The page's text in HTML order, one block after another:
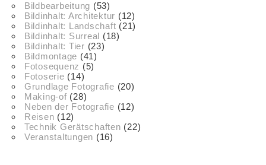
Bildbearbeitung (53)
Bildinhalt: Architektur (12)
Bildinhalt: Landschaft (21)
Bildinhalt: Surreal (18)
Bildinhalt: Tier (23)
Bildmontage (41)
Fotosequenz (5)
Fotoserie (14)
Grundlage Fotografie (20)
Making-of (28)
Neben der Fotografie (12)
Reisen (12)
Technik Gerätschaften (22)
Veranstaltungen (16)